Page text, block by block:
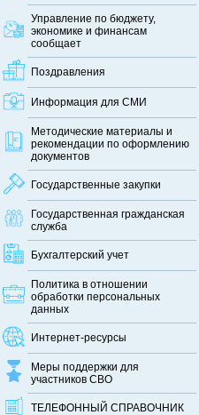
Управление по бюджету,
экономике и финансам
сообщает
Поздравления
Информация для СМИ
Методические материалы и
рекомендации по оформлению
документов
Государственные закупки
Государственная гражданская
служба
Бухгалтерский учет
Политика в отношении
обработки персональных
данных
Интернет-ресурсы
Меры поддержки для
участников СВО
ТЕЛЕФОННЫЙ CПРАВОЧНИК